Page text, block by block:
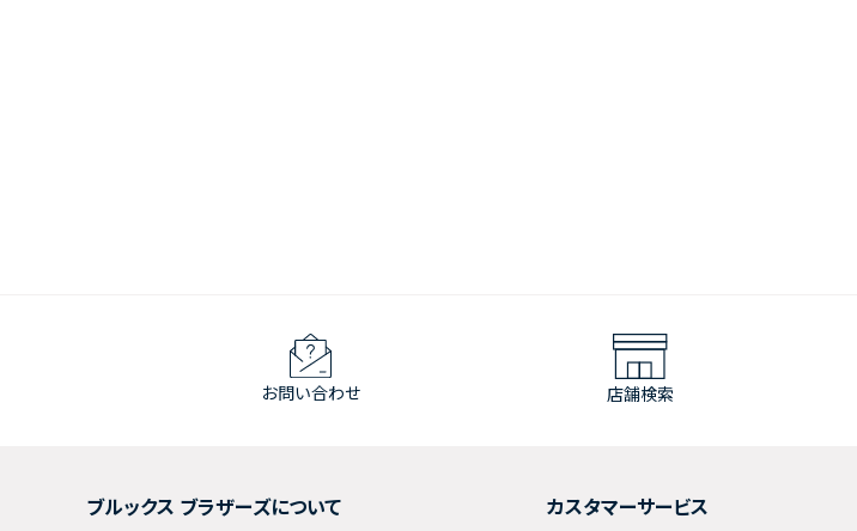
お問い合わせ 店舗検索
ブルックス ブラザーズについて カスタマーサービス